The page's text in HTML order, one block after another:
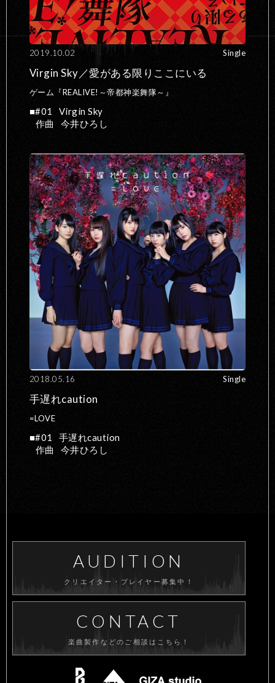
2019.10.02 Single
Virgin Sky／愛がある限りここにいる
ゲーム『REALIVE!～帝都神楽舞隊～』
#01
Virgin Sky
作曲
今井ひろし
2018.05.16 Single
手遅れcaution
=LOVE
#01
手遅れcaution
作曲
今井ひろし
AUDITION
クリエイター・プレイヤー募集中！
CONTACT
楽曲製作などのご相談はこちら！